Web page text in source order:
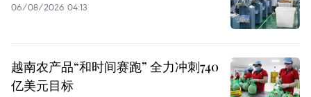
06/08/2026 04:13
越南农产品“和时间赛跑” 全力冲刺740
亿美元目标